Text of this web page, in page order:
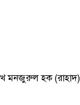
মনজুরুল হক